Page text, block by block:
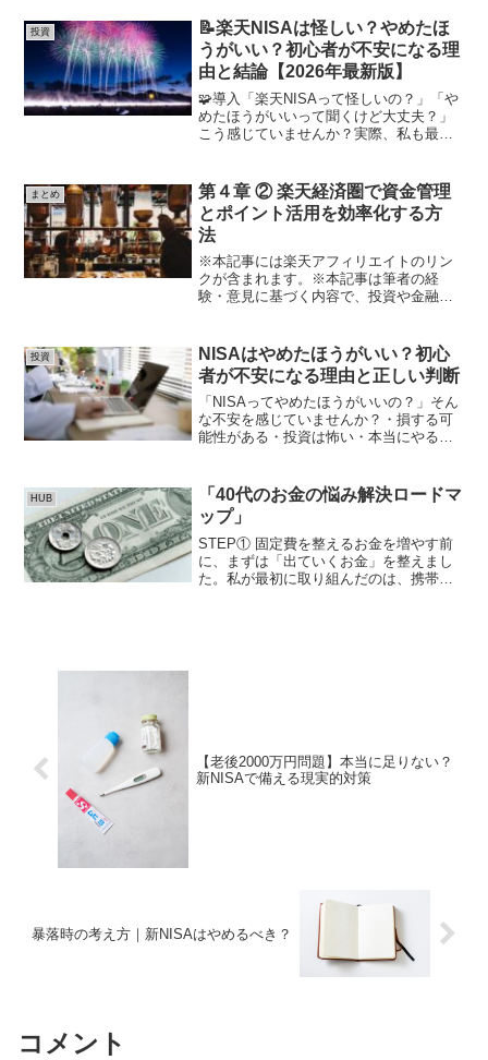
式情報・規約を必ず確認のうえ、自己責
任で行ってください。「楽...
投資
📝楽天NISAは怪しい？やめたほ
うがいい？初心者が不安になる理
由と結論【2026年最新版】
🧩導入「楽天NISAって怪しいの？」「や
めたほうがいいって聞くけど大丈夫？」
こう感じていませんか？実際、私も最初
では？ですが結論から言うと👇👉 楽天
NISAは怪しい制度...
まとめ
第４章 ② 楽天経済圏で資金管理
とポイント活用を効率化する方
法
※本記事には楽天アフィリエイトのリン
クが含まれます。※本記事は筆者の経
験・意見に基づく内容で、投資や金融商
天経済圏サービス（楽天カード、楽天銀
行、楽天証券、楽天モバイル...
投資
NISAはやめたほうがいい？初心
者が不安になる理由と正しい判断
「NISAってやめたほうがいいの？」そん
な不安を感じていませんか？・損する可
能性がある・投資は怖い・本当にやるべ
り、不安になりますよね。自分も最初は
同じように迷って、な...
HUB
「40代のお金の悩み解決ロードマ
ップ」
STEP① 固定費を整えるお金を増やす前
に、まずは「出ていくお金」を整えまし
た。私が最初に取り組んだのは、携帯料
【老後2000万円問題】本当に足りない？
新NISAで備える現実的対策
暴落時の考え方｜新NISAはやめるべき？
コメント